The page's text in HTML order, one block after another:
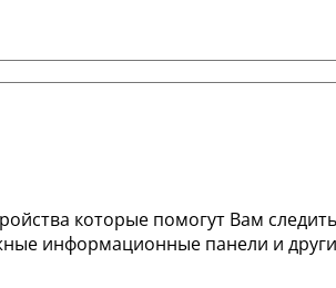
которые помогут Вам
информационные панели и